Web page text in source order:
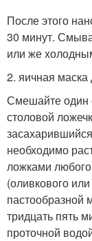
После этого
30 минут.
или же
2. яичная маска
Смешайте один
столовой
необходимо
ложками любого
(оливкового
пастообразной
тридцать пять
проточной